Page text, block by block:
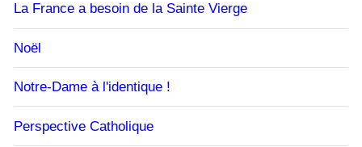
La France a besoin de la Sainte Vierge
Noël
Notre-Dame à l'identique !
Perspective Catholique